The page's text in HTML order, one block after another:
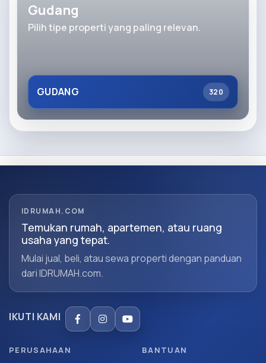
Gudang
Pilih tipe properti yang paling relevan.
GUDANG 320
IDRUMAH.COM
Temukan rumah, apartemen, atau ruang
usaha yang tepat.
Mulai jual, beli, atau sewa properti dengan panduan
dari IDRUMAH.com.
IKUTI KAMI
PERUSAHAAN BANTUAN